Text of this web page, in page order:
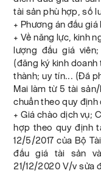
tài sản phù hợp, số
+ Phương án đấu giá
+ Về năng lực, kinh
lượng đấu giá
(đăng ký kinh doanh
thành; uy tín... (Đã
Mai làm từ 5 tài
chuẩn theo quy định
+ Giá chào dịch vụ;
hợp theo quy định
12/5/2017 của Bộ
đấu giá tài sản
21/12/2020 V/v sửa